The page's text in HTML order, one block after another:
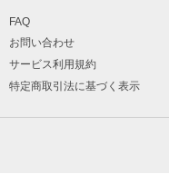
FAQ
お問い合わせ
サービス利用規約
特定商取引法に基づく表示